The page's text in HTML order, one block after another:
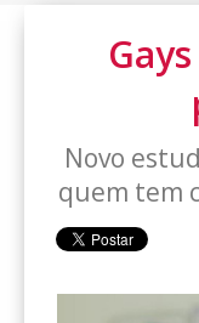
Novo
quem tem